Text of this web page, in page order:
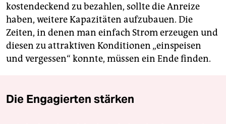
kostendeckend zu bezahlen, sollte die Anreize
haben, weitere Kapazitäten aufzubauen. Die
Zeiten, in denen man einfach Strom erzeugen und
diesen zu attraktiven Konditionen „einspeisen
und vergessen“ konnte, müssen ein Ende finden.
Die Engagierten stärken